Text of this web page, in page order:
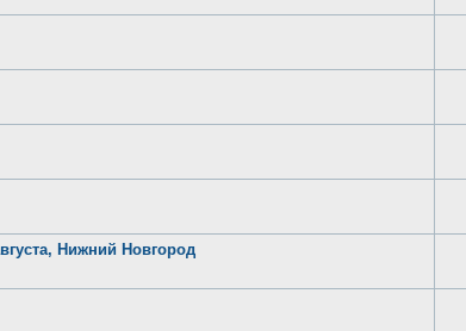
Нижний Новгород